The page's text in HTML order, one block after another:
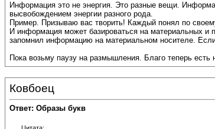
Информация это не энергия. Это разные вещи.
высвобождением энергии разного рода.
Пример. Призываю вас творить! Каждый понял по
И информация может базироваться на материальных
запомнил информацию на материальном носителе.
Пока возьму паузу на размышления. Благо теперь есть
Ковбоец
Ответ: Образы букв